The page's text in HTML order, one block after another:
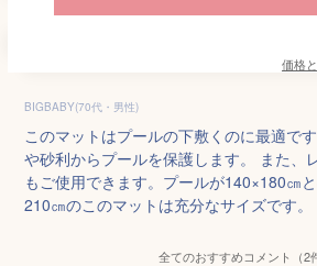
価格
BIGBABY(70代・男性)
このマットはプールの下敷くのに最適で
や砂利からプールを保護します。 また、
もご使用できます。プールが140×180㎝
210㎝のこのマットは充分なサイズです。
全てのおすすめコメント（2